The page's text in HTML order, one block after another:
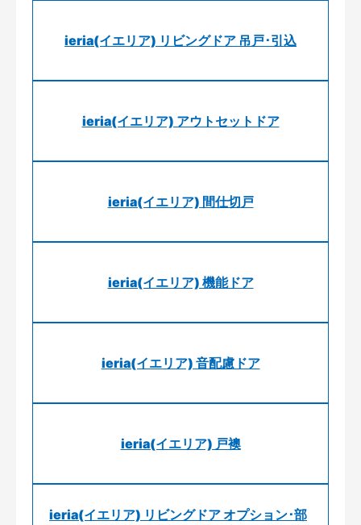
ieria(イエリア) リビングドア 吊戸･引込
ieria(イエリア) アウトセットドア
ieria(イエリア) 間仕切戸
ieria(イエリア) 機能ドア
ieria(イエリア) 音配慮ドア
ieria(イエリア) 戸襖
ieria(イエリア) リビングドア オプション･部